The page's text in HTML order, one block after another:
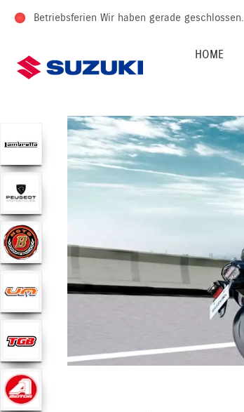
Betriebsferien Wir haben gerade geschlossen.
HOME